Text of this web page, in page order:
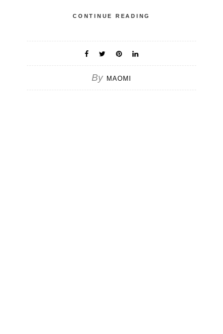
CONTINUE READING
By MAOMI